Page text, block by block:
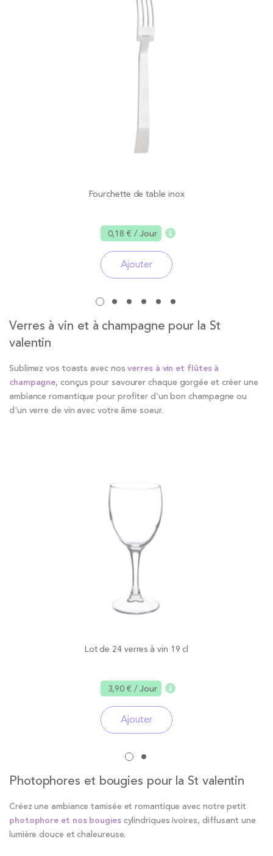
Fourchette de table inox
0,18 €/ Jour
Ajouter
Verres à vin et à champagne pour la St
valentin
Sublimez vos toasts avec nosverres à vin et flûtes à
champagne, conçus pour savourer chaque gorgée et créer une
ambiance romantique pour profiter d'un bon champagne ou
d'un verre de vin avec votre âme soeur.
Lot de 24 verres à vin 19 cl
3,90 €/ Jour
Ajouter
Photophores et bougies pour la St valentin
Créez une ambiance tamisée et romantique avec notre petit
photophore et nos bougiescylindriques ivoires, diffusant une
lumière douce et chaleureuse.